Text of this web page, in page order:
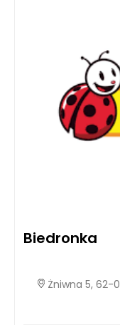
Biedronka
Żniwna 5, 62-